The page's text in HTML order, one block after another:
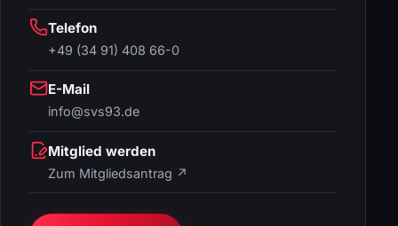
Telefon
+49 (34 91) 408 66-0
E-Mail
info@svs93.de
Mitglied werden
Zum Mitgliedsantrag ↗